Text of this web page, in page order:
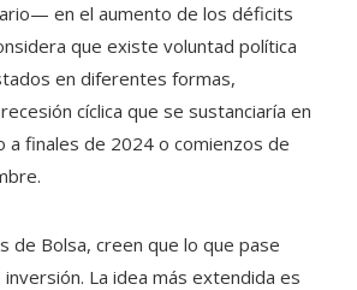
en el aumento de los déficits
que existe voluntad política
en diferentes formas,
cíclica que se sustanciaría en
a finales de 2024 o comienzos de
de Bolsa, creen que lo que pase
La idea más extendida es